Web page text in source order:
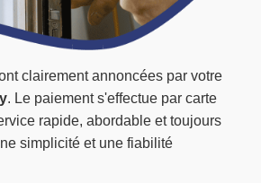
clairement annoncées par votre
. Le paiement s'effectue par carte
rapide, abordable et toujours
simplicité et une fiabilité